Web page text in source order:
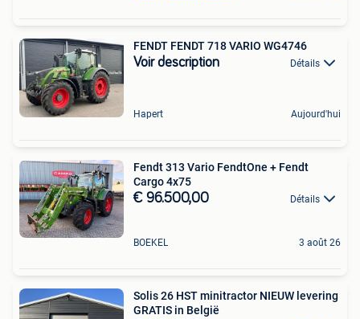
FENDT FENDT 718 VARIO WG4746
Voir description Détails
Hapert Aujourd'hui
Fendt 313 Vario FendtOne + Fendt
Cargo 4x75
€ 96.500,00 Détails
BOEKEL 3 août 26
Solis 26 HST minitractor NIEUW levering
GRATIS in België